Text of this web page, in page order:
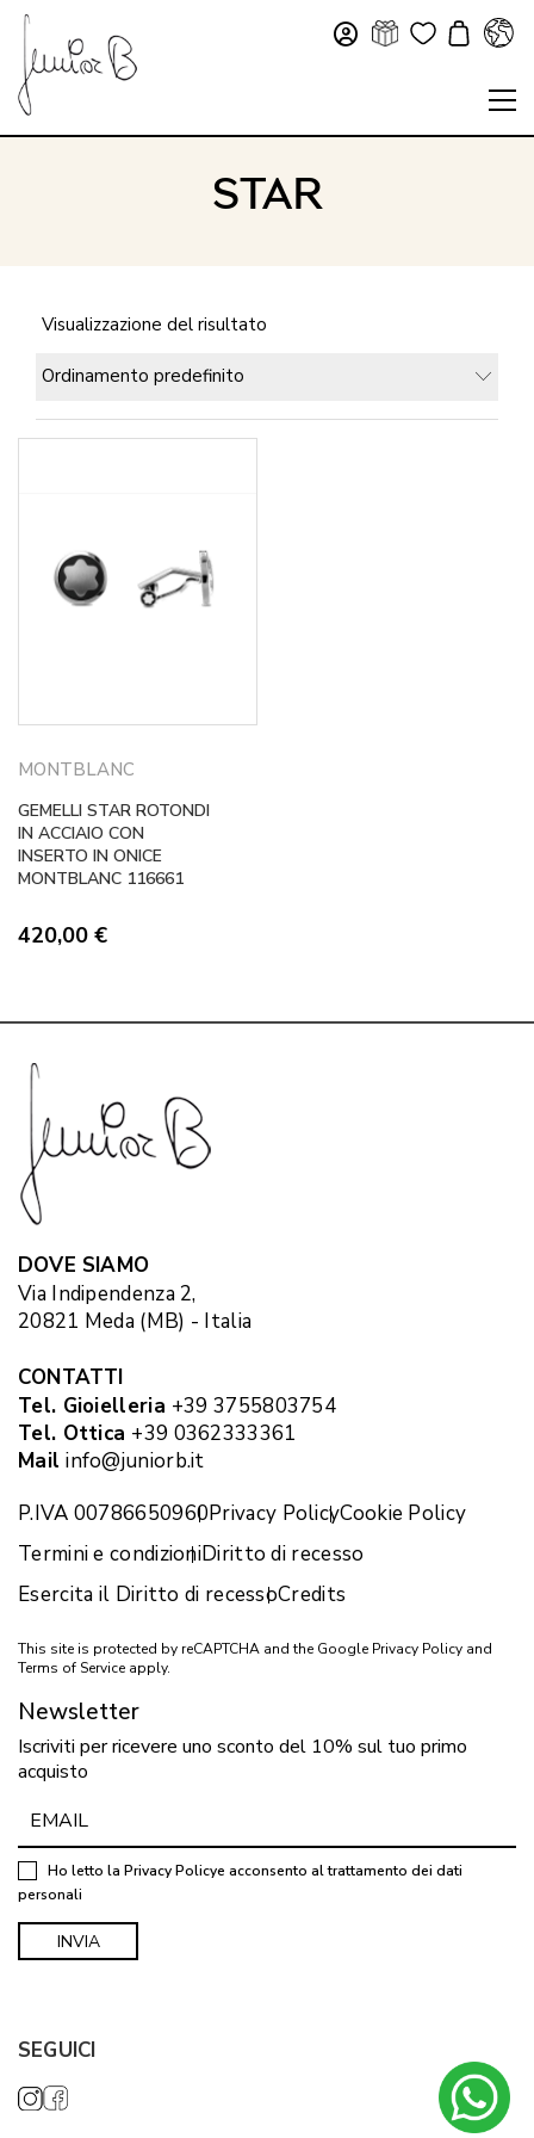
STAR
Visualizzazione del risultato
Ordinamento predefinito
MONTBLANC
GEMELLI STAR ROTONDI
IN ACCIAIO CON
INSERTO IN ONICE
MONTBLANC 116661
420,00 €
DOVE SIAMO
Via Indipendenza 2,
20821 Meda (MB) - Italia
CONTATTI
Tel. Gioielleria +39 3755803754
Tel. Ottica +39 0362333361
Mail info@juniorb.it
P.IVA 00786650960Privacy PolicyCookie Policy
Termini e condizioniDiritto di recesso
Esercita il Diritto di recessoCredits
This site is protected by reCAPTCHA and the Google Privacy Policy and
Terms of Service apply.
Newsletter
Iscriviti per ricevere uno sconto del 10% sul tuo primo
acquisto
Ho letto la Privacy Policye acconsento al trattamento dei dati
personali
SEGUICI